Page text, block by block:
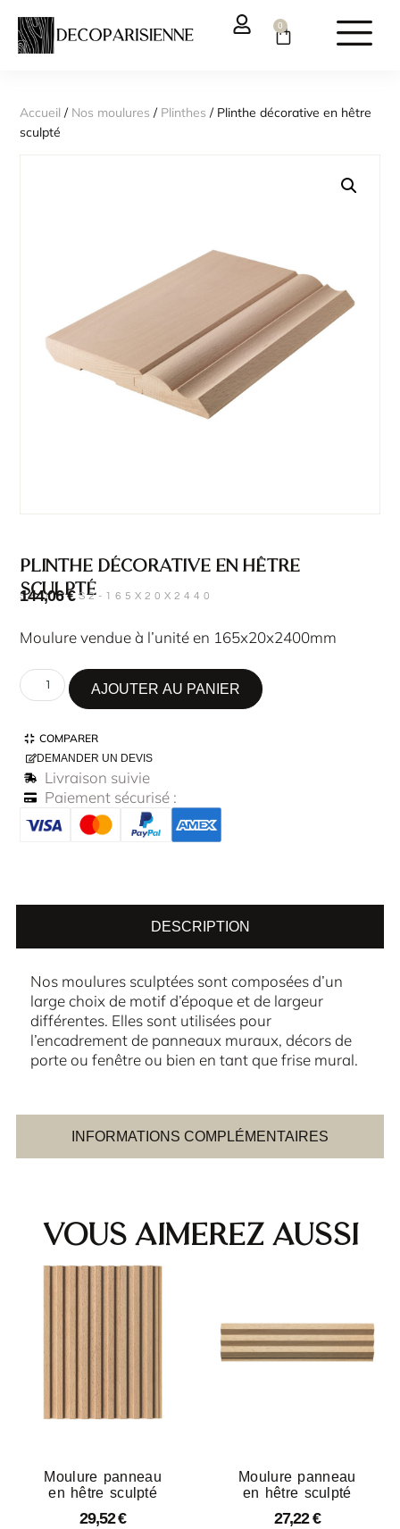
0
Accueil / Nos moulures / Plinthes / Plinthe décorative en hêtre
sculpté
Plinthe décorative en hêtre
sculpté
SKU : LS2-165X20X2440
144,06€
Moulure vendue à l’unité en 165x20x2400mm
AJOUTER AU PANIER
COMPARER
DEMANDER UN DEVIS
Livraison suivie
Paiement sécurisé :
DESCRIPTION
INFORMATIONS COMPLÉMENTAIRES
Nos moulures sculptées sont composées d’un
large choix de motif d’époque et de largeur
différentes. Elles sont utilisées pour
l’encadrement de panneaux muraux, décors de
porte ou fenêtre ou bien en tant que frise mural.
Vous aimerez aussi
Moulure panneau
en hêtre sculpté
29,52€
Moulure panneau
en hêtre sculpté
27,22€